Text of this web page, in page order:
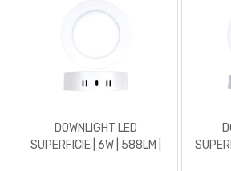
DOWNLIGHT LED
SUPERFICIE | 6W | 588LM |